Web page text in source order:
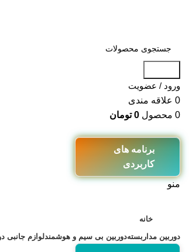
ورود / عضویت
0 علاقه مندی
0 محصول 0 تومان
برنامه های
کاربردی
منو
خانه
دوربین مداربستهدوربین بی سیم و هوشمندلوازم جانبی